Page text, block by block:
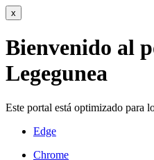
x
Bienvenido al
Legegunea
Este portal está optimizado para
Edge
Chrome